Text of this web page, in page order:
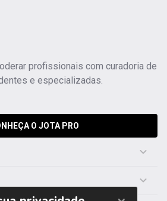
profissionais com curadoria de
e especializadas.
O JOTA PRO